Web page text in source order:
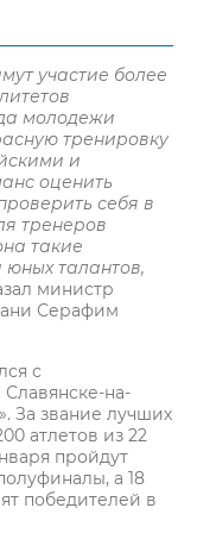
участие более
молодежи
тренировку
и
оценить
себя в
тренеров
такие
талантов,
министр
Серафим
с
на-
За звание лучших
атлетов из 22
пройдут
а 18
победителей в